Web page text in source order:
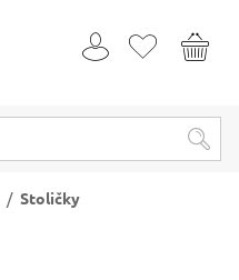
/ Stoličky